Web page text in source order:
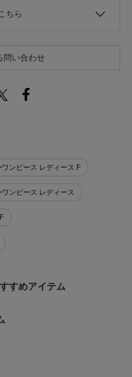
ちら
問い合わせ
ンピース レディース F
ンピース レディース
すめアイテム